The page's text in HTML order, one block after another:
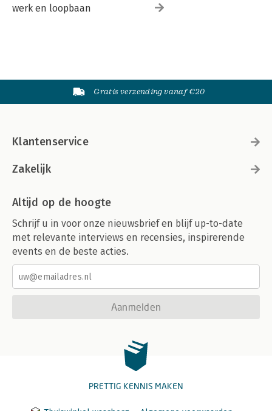
werk en loopbaan
Gratis verzending vanaf €20
Klantenservice
Zakelijk
Altijd op de hoogte
Schrijf u in voor onze nieuwsbrief en blijf up-to-date
met relevante interviews en recensies, inspirerende
events en de beste acties.
Aanmelden
PRETTIG KENNIS MAKEN